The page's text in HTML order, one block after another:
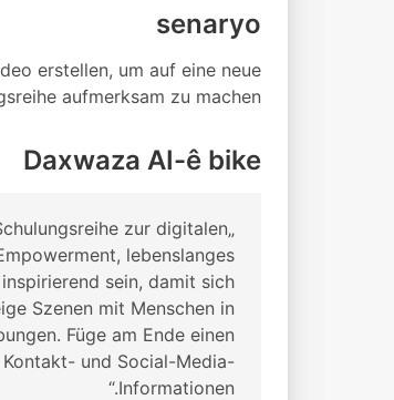
senaryo
erstellen, um auf eine neue
aufmerksam zu machen.
Daxwaza AI-ê bike
zur digitalen
lebenslanges
sein, damit sich
Szenen mit Menschen in
Füge am Ende einen
und Social-Media-
Informationen.“